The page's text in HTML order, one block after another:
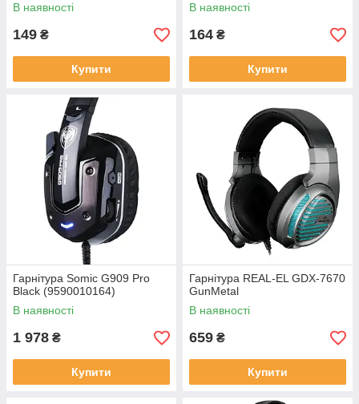
В наявності
149 ₴
Купити
В наявності
164 ₴
Купити
Гарнітура Somic G909 Pro
Black (9590010164)
В наявності
1 978 ₴
Купити
Гарнітура REAL-EL GDX-7670
GunMetal
В наявності
659 ₴
Купити